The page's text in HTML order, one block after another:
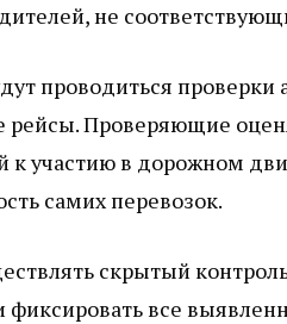
не
проводиться
Проверяющие
к участию в дорожном
самих перевозок.
скрытый
все